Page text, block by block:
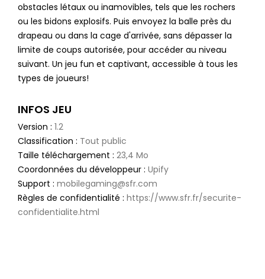
obstacles létaux ou inamovibles, tels que les rochers
ou les bidons explosifs. Puis envoyez la balle près du
drapeau ou dans la cage d'arrivée, sans dépasser la
limite de coups autorisée, pour accéder au niveau
suivant. Un jeu fun et captivant, accessible à tous les
types de joueurs!
INFOS JEU
Version : 1.2
Classification : Tout public
Taille téléchargement : 23,4 Mo
Coordonnées du développeur : Upify
Support : mobilegaming@sfr.com
Règles de confidentialité : https://www.sfr.fr/securite-
confidentialite.html